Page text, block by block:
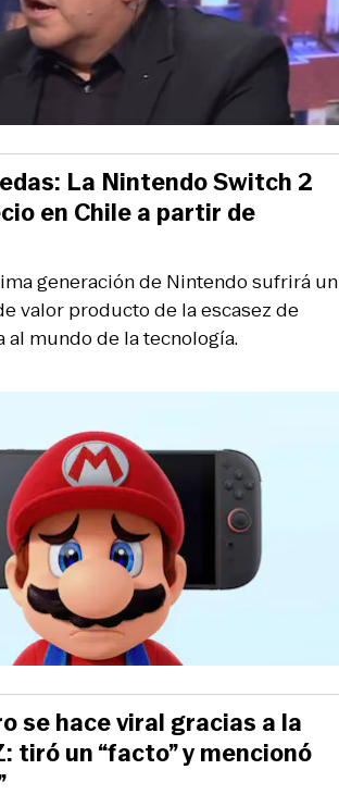
generación de Nintendo sufrirá un
valor producto de la escasez de
al mundo de la tecnología.
La Nintendo Switch 2
en Chile a partir de
se hace viral gracias a la
tiró un “facto” y mencionó